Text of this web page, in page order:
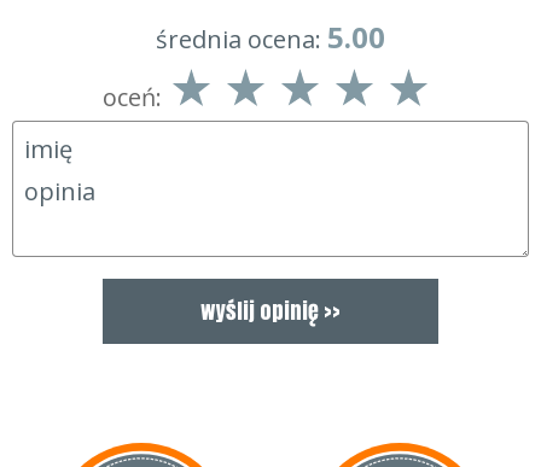
Rękojeść została wykonana z drewna i pokryta
Same(skóra płaszczki - Raja). Na uwagę zwraca
(jelec tarczowy), Kashira(kapturek rękojeści)
Menuki(dekoracyjny detal pod oplotem) wykonane
w formie metalowych odlewów.
Pochwę -
naśladującą tradycyjną japońską lakę.
Iaido, Kendo) oraz wszystkim kolekcjonerom broni.
UWAGA! Miecz ten jest w pełni przystosowany do
treningu siły cięć - Tameshigiri.
średnia ocena: 5.00
oceń: